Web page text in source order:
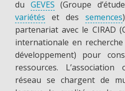
du GEVES (Groupe
variétés et des semences
partenariat avec le CIRAD
internationale en
développement) pour
ressources.
réseau se chargent de